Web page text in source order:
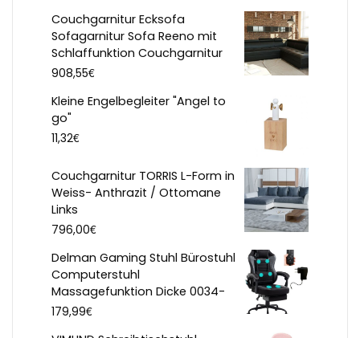
Couchgarnitur Ecksofa
Sofagarnitur Sofa Reeno mit
Schlaffunktion Couchgarnitur
908,55€
Kleine Engelbegleiter "Angel to
go"
11,32€
Couchgarnitur TORRIS L-Form in
Weiss- Anthrazit / Ottomane
Links
796,00€
Delman Gaming Stuhl Bürostuhl
Computerstuhl
Massagefunktion Dicke 0034-
179,99€